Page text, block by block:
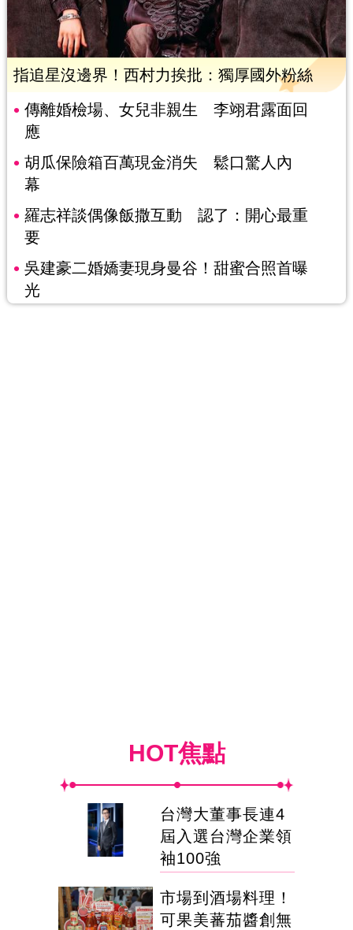
指追星沒邊界！西村力挨批：獨厚國外粉絲
傳離婚檢場、女兒非親生 李翊君露面回
應
胡瓜保險箱百萬現金消失 鬆口驚人內
幕
羅志祥談偶像飯撒互動 認了：開心最重
要
吳建豪二婚嬌妻現身曼谷！甜蜜合照首曝
光
HOT焦點
台灣大董事長連4
屆入選台灣企業領
袖100強
市場到酒場料理！
可果美蕃茄醬創無